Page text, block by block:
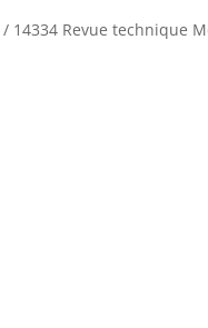
/ 14334 Revue technique